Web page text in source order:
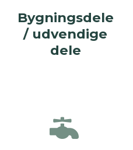
Bygningsdele
/ udvendige
dele